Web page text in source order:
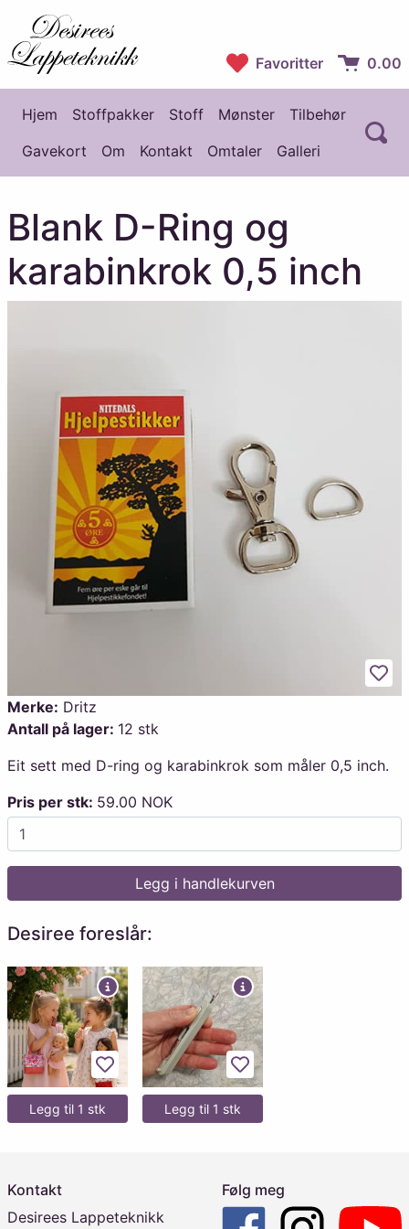
Desirees Lappeteknikk
Favoritter 0.00
Hovedmeny
Hjem Stoffpakker Stoff Mønster
Tilbehør
Gavekort
Om Kontakt Omtaler Galleri
Blank D-Ring og
karabinkrok 0,5 inch
Merke: Dritz
Antall på lager: 12 stk
Eit sett med D-ring og karabinkrok som måler 0,5 inch.
Pris per stk: 59.00 NOK
Legg i handlekurven
Desiree foreslår:
Legg til favoritter
Legg til 1 stk
Legg til favoritter
Legg til 1 stk
Kontakt
Desirees Lappeteknikk
Følg meg